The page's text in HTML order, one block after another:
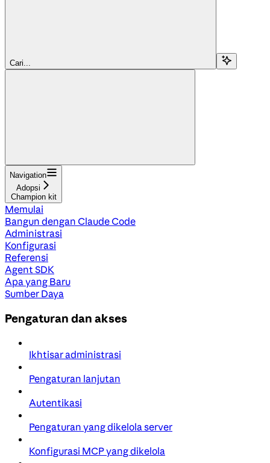
Cari...
Navigation
Adopsi
Champion kit
Memulai
Bangun dengan Claude Code
Administrasi
Konfigurasi
Referensi
Agent SDK
Apa yang Baru
Sumber Daya
Pengaturan dan akses
Ikhtisar administrasi
Pengaturan lanjutan
Autentikasi
Pengaturan yang dikelola server
Konfigurasi MCP yang dikelola